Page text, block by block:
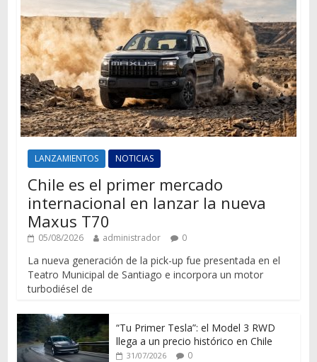
LANZAMIENTOS NOTICIAS
Chile es el primer mercado
internacional en lanzar la nueva
Maxus T70
05/08/2026 administrador 0
La nueva generación de la pick-up fue presentada en el
Teatro Municipal de Santiago e incorpora un motor
turbodiésel de
“Tu Primer Tesla”: el Model 3 RWD
llega a un precio histórico en Chile
31/07/2026 0